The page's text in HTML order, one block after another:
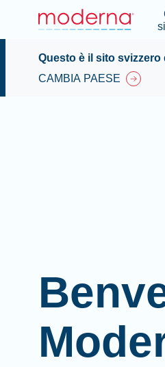
Questo è il sito svizzero
CAMBIA PAESE